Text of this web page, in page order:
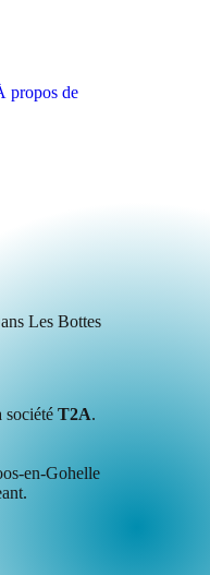
propos de
Les Bottes
société T2A.
en-Gohelle